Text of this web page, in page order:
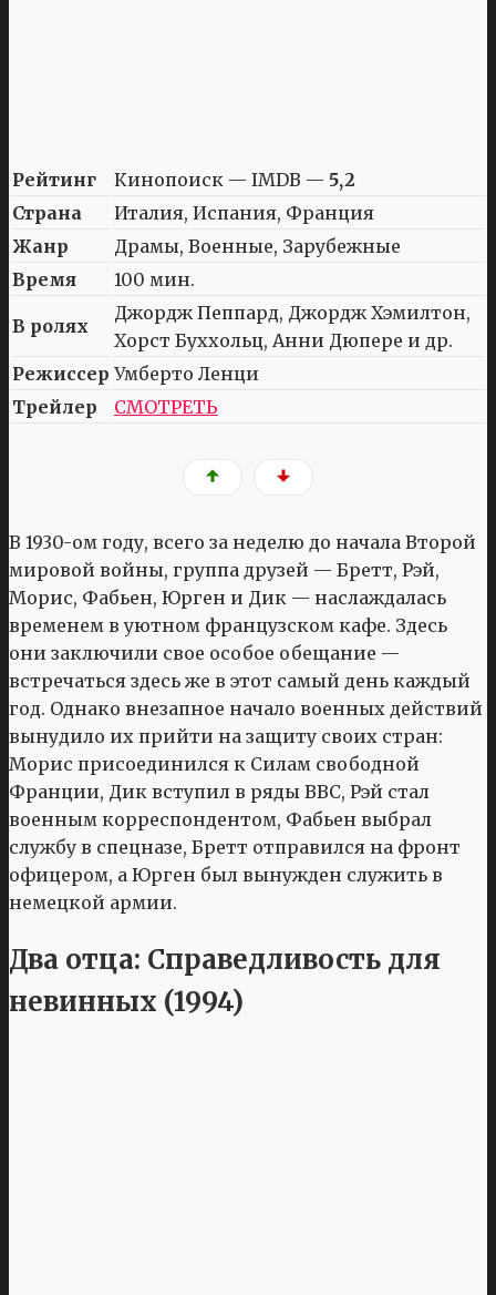
Рейтинг Кинопоиск — IMDB — 5,2
Страна
Италия, Испания, Франция
Жанр
Драмы, Военные, Зарубежные
Время
100 мин.
В ролях
Джордж Пеппард, Джордж Хэмилтон,
Хорст Буххольц, Анни Дюпере и др.
Режиссер Умберто Ленци
Трейлер
СМОТРЕТЬ
В 1930-ом году, всего за неделю до начала Второй
мировой войны, группа друзей — Бретт, Рэй,
Морис, Фабьен, Юрген и Дик — наслаждалась
временем в уютном французском кафе. Здесь
они заключили свое особое обещание —
встречаться здесь же в этот самый день каждый
год. Однако внезапное начало военных действий
вынудило их прийти на защиту своих стран:
Морис присоединился к Силам свободной
Франции, Дик вступил в ряды ВВС, Рэй стал
военным корреспондентом, Фабьен выбрал
службу в спецназе, Бретт отправился на фронт
офицером, а Юрген был вынужден служить в
немецкой армии.
Два отца: Справедливость для
невинных (1994)